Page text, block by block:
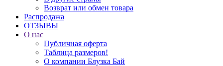
Возврат или обмен товара
Распродажа
ОТЗЫВЫ
О нас
Публичная оферта
Таблица размеров!
О компании Блузка Бай